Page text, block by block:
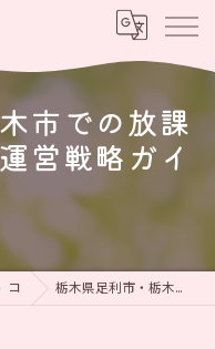
市での放課
営戦略ガイ
コラム 栃木県足利市・栃木市での放課後等デイサービス運営戦略ガイド